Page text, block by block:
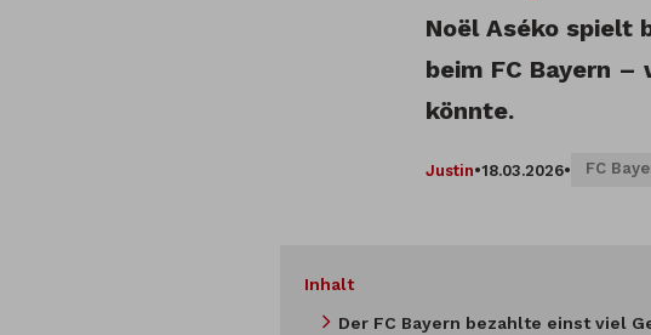
Noël Aséko spielt
beim FC Bayern
könnte.
Justin•18.03.2026• FC
Inhalt
Der FC Bayern bezahlte einst viel